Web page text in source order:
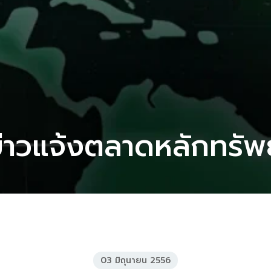
วแจ้งตลาดหลักทรั
03 มิถุนายน 2556